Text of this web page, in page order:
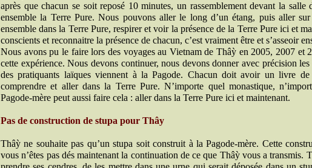
après que chacun se soit reposé 10 minutes, un rassemblement devant la
ensemble la Terre Pure. Nous pouvons aller le long d’un étang, puis aller
ensemble dans la Terre Pure, respirer et voir la présence de la Terre Pure ici et
conscients et reconnaitre la présence de chacun, c’est vraiment être et s’asseoir
Nous avons pu le faire lors des voyages au Vietnam de Thâỳ en 2005, 2007 et
cette expérience. Nous devons continuer, nous devons donner avec précision
des pratiquants laïques viennent à la Pagode. Chacun doit avoir un livre
comprendre et aller dans la Terre Pure. N’importe quel monastique,
Pagode-mère peut aussi faire cela : aller dans la Terre Pure ici et maintenant.
Pas de construction de stupa pour Thây
Thâỳ ne souhaite pas qu’un stupa soit construit à la Pagode-mère. Cette
vous n’êtes pas dés maintenant la continuation de ce que Thâỳ vous a transmis.